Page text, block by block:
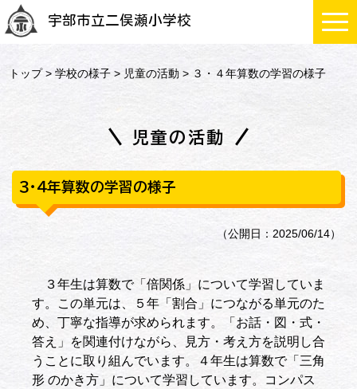
宇部市立二俣瀬小学校
トップ>学校の様子 > 児童の活動 > ３・４年算数の学習の様子
児童の活動
３・４年算数の学習の様子
（公開日：2025/06/14）
３年生は算数で「倍関係」について学習していま
す。この単元は、５年「割合」につながる単元のた
め、丁寧な指導が求められます。「お話・図・式・
答え」を関連付けながら、見方・考え方を説明し合
うことに取り組んでいます。４年生は算数で「三角
形 のかき方」について学習しています。コンパス